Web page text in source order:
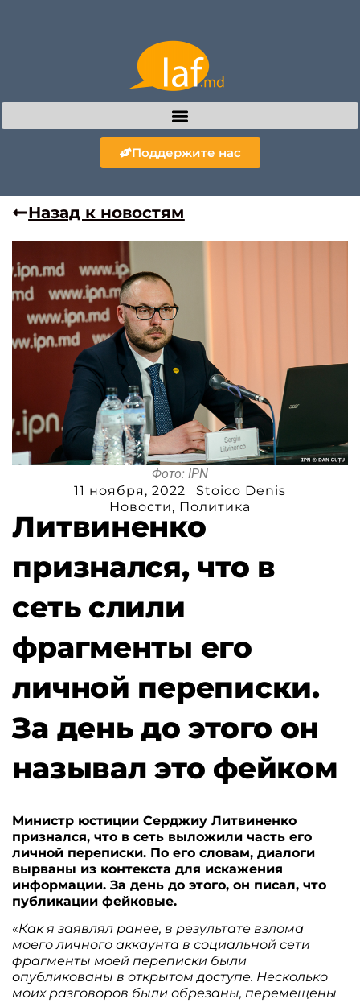
Поддержите нас
Назад к новостям
Фото: IPN
11 ноября, 2022
Stoico Denis
Новости, Политика
Литвиненко
признался, что в
сеть слили
фрагменты его
личной переписки.
За день до этого он
называл это фейком
Министр юстиции Серджиу Литвиненко
признался, что в сеть выложили часть его
личной переписки. По его словам, диалоги
вырваны из контекста для искажения
информации. За день до этого, он писал, что
публикации фейковые.
«Как я заявлял ранее, в результате взлома
моего личного аккаунта в социальной сети
фрагменты моей переписки были
опубликованы в открытом доступе. Несколько
моих разговоров были обрезаны, перемещены